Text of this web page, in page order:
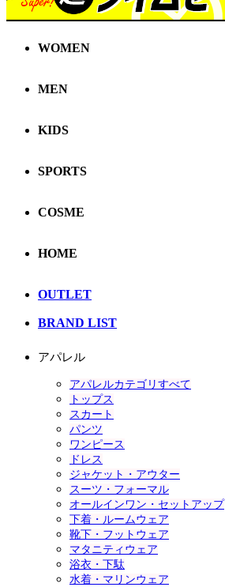
WOMEN
MEN
KIDS
SPORTS
COSME
HOME
OUTLET
BRAND LIST
アパレル
アパレルカテゴリすべて
トップス
スカート
パンツ
ワンピース
ドレス
ジャケット・アウター
スーツ・フォーマル
オールインワン・セットアップ
下着・ルームウェア
靴下・フットウェア
マタニティウェア
浴衣・下駄
水着・マリンウェア